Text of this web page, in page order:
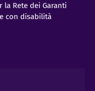
Rete dei Garanti
con disabilità